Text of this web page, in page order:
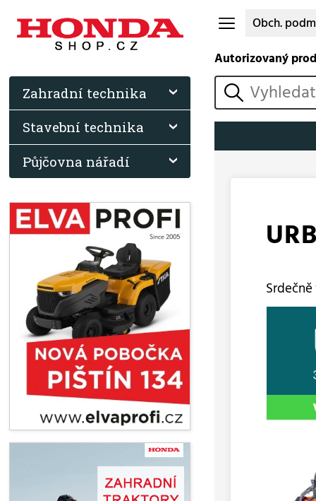
Zahradní technika
Stavební technika
Půjčovna nářadí
Obch.
Autorizovaný
vyhledat